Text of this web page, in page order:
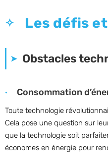
Les défis
Obstacles
Consommation
Toute technologie
Cela pose une question sur
que la technologie soit
économes en énergie pour